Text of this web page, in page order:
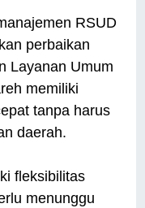
RSUD
perbaikan
Layanan Umum
memiliki
tanpa harus
daerah.
fleksibilitas
menunggu